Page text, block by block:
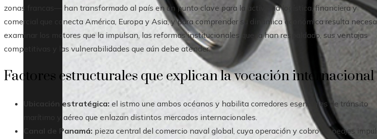
zonas francas— han transformado al país en un punto clave para la actividad logística, financiera y
comercial que conecta América, Europa y Asia, y para comprender su dinámica económica resulta
examinar los motores que la impulsan, las reformas institucionales que la han respaldado, sus ventajas
competitivas y las vulnerabilidades que aún debe atender.
Factores estructurales que explican la vocación internacional
Ubicación estratégica: el istmo une ambos océanos y habilita corredores esenciales de tránsito
marítimo y aéreo que enlazan distintos mercados internacionales.
Canal de Panamá: pieza central del comercio naval global, cuya operación y cobro de peajes